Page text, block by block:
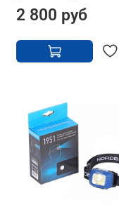
2 800 руб